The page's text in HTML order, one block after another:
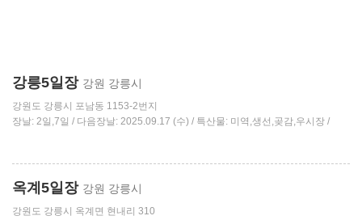
강릉5일장 강원 강릉시
강원도 강릉시 포남동 1153-2번지
장날: 2일,7일 / 다음장날: 2025.09.17 (수) / 특산물: 미역,생선,곶감,우시장 /
옥계5일장 강원 강릉시
강원도 강릉시 옥계면 현내리 310